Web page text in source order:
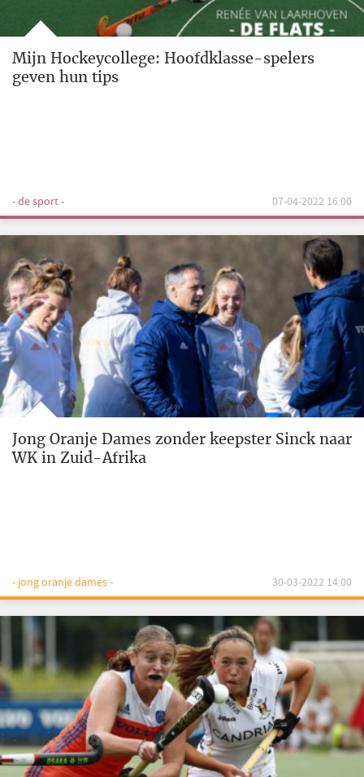
Mijn Hockeycollege: Hoofdklasse-spelers
geven hun tips
- de sport - 07-04-2022 16:00
Jong Oranje Dames zonder keepster Sinck naar
WK in Zuid-Afrika
- jong oranje dames - 30-03-2022 14:00